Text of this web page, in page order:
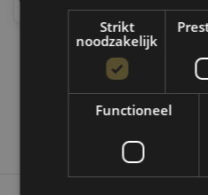
1
Strikt
noodzakelijk
Functioneel